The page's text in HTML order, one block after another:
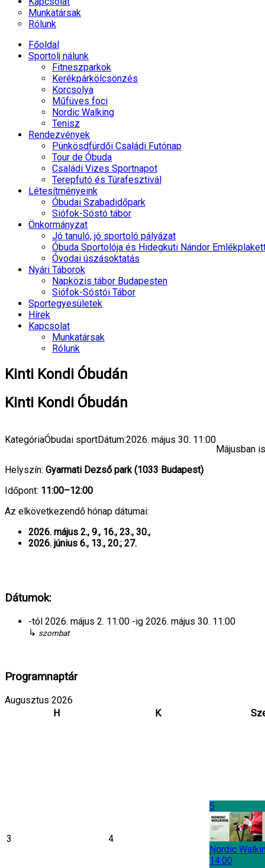
Munkatársak
Rólunk
Főoldal
Sportolj nálunk
Fitneszparkok
Kerékpárkölcsönzés
Korcsolya
Műfüves foci
Nordic Walking
Tenisz
Rendezvények
Pünkösdfürdői Családi Futónap
Tour de Óbuda
Családi Vizes Sportnapot
Terepfutó és Túrafesztivál
Létesítményeink
Óbudai Szabadidőpark
Siófok-Sóstó tábor
Önkormányzat
Jó tanuló, jó sportoló pályázat
Óbuda Sportolója és Hidegkuti Nándor
Óvodai úszásoktatás
Nyári Táborok
Napközis tábor Budapesten
Siófok-Sóstói Tábor
Sportegyesületek
Hírek
Kapcsolat
Munkatársak
Rólunk
Kinti Kondi Óbudán
Kinti Kondi Óbudán
KategóriaÓbudai sportDátum:2026. május 30. 11:00
Májusban
Helyszín: Gyarmati Dezső park (1033 Budapest)
Időpont: 11:00–12:00
Az elkövetkezendő hónap dátumai:
2026. május 2., 9., 16., 23., 30.,
2026. június 6., 13., 20.; 27.
Dátumok:
-tól 2026. május 2. 11:00 -ig 2026. május 30. 11:00
↳ szombat
Programnaptár
Augusztus 2026
H
K
3 4
5
Nordic
14:00